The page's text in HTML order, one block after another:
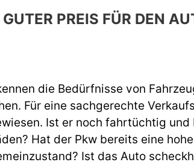
GUTER PREIS FÜR DEN
die Bedürfnisse von
Für eine sachgerechte
Ist er noch fahrtüchtig
Hat der Pkw bereits eine
Ist das Auto